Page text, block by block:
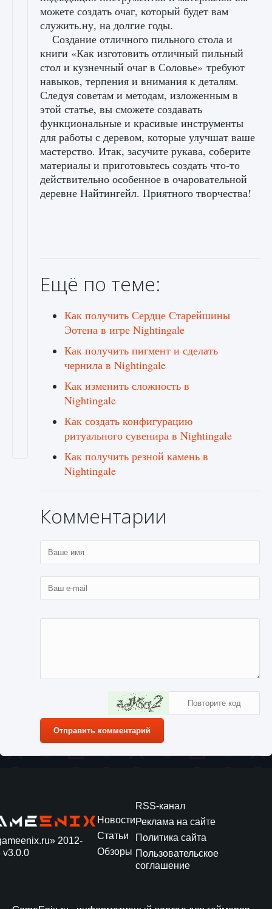
можете создать очаг, который будет вам
служить.ну, на долгие годы.
Создание отличного пильного стола и
книги «Как изготовить отличный пильный
стол и кузнечный очаг в Соловье» требуют
навыков, терпения и внимания к деталям.
Следуя советам и методам, изложенным в
этой статье, вы сможете создавать
функциональные и красивые инструменты
для работы с деревом, которые улучшат ваше
мастерство. Итак, засучите рукава, соберите
материалы и приготовьтесь создать что-то
действительно особенное в очаровательной
деревне Найтингейл. Приятного творчества!
Ещё по теме:
Как получить Сердце Старейшины
Эотена в игре Nightingale
Как получить пигмент и сделать
чернила в Nightingale
Как изменить сложность в
Nightingale
Как создать конфигурацию
ритуального сувенира в Nightingale
Как получить резной камень в
Nightingale
Комментарии
Отправить комментарий
2012-
v3.0.0
Новости
Статьи
Обзоры
RSS-канал
Реклама на сайте
Политика сайта
Пользовательское
соглашение